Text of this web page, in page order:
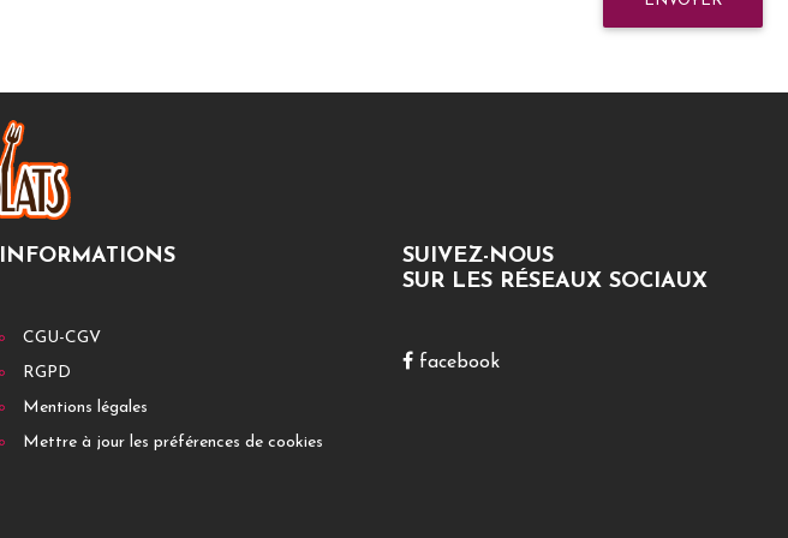
INFORMATIONS
CGU-CGV
RGPD
Mentions légales
Mettre à jour les préférences de cookies
SUIVEZ-NOUS
SUR LES RÉSEAUX SOCIAUX
facebook